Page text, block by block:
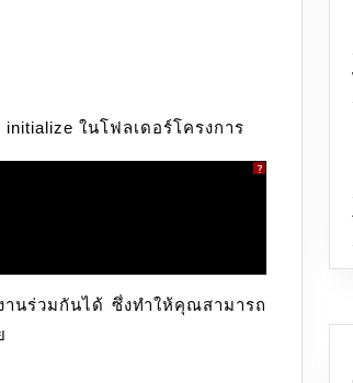
ในโฟลเดอร์โครงการ
?
านร่วมกันได้ ซึ่งทำให้คุณสามารถ